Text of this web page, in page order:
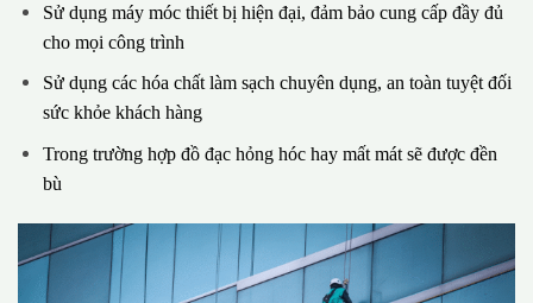
Sử dụng máy móc thiết bị hiện đại, đảm bảo cung cấp đầy đủ
cho mọi công trình
Sử dụng các hóa chất làm sạch chuyên dụng, an toàn tuyệt đối
sức khỏe khách hàng
Trong trường hợp đồ đạc hỏng hóc hay mất mát sẽ được đền
bù